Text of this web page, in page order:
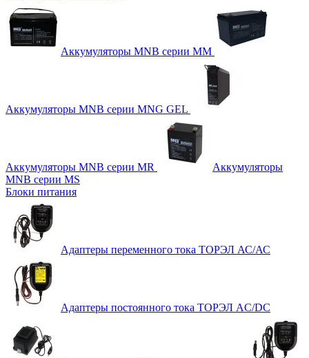
Аккумуляторы MNB серии MM
Аккумуляторы MNB серии MNG GEL
Аккумуляторы MNB серии MR
Аккумуляторы
MNB серии MS
Блоки питания
Адаптеры переменного тока ТОРЭЛ АС/АС
Адаптеры постоянного тока ТОРЭЛ AC/DC